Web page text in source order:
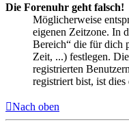
Die Forenuhr geht falsch!
Möglicherweise
eigenen Zeitzone. In
Bereich“ die für dich
Zeit, ...) festlegen.
registrierten
registriert bist, ist
Nach oben